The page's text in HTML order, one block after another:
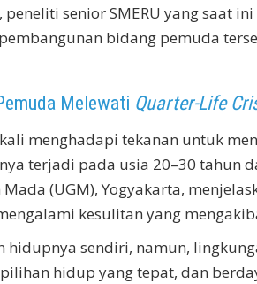
peneliti senior SMERU yang
bidang pemuda
Melewati Quarter-Life
menghadapi tekanan untuk
terjadi pada usia 20–30 tahun
(UGM), Yogyakarta,
kesulitan yang
sendiri, namun,
hidup yang tepat, dan